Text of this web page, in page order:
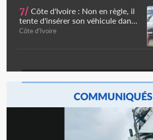
7/ Côte d'Ivoire : Non en règle, il
tente d'insérer son véhicule dan...
Côte d'Ivoire
COMMUNIQUÉS